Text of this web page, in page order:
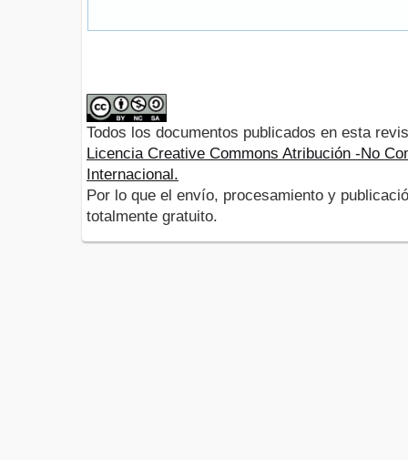
Todos los documentos publicados en esta
Licencia Creative Commons Atribución -No
Internacional.
Por lo que el envío, procesamiento y
totalmente gratuito.